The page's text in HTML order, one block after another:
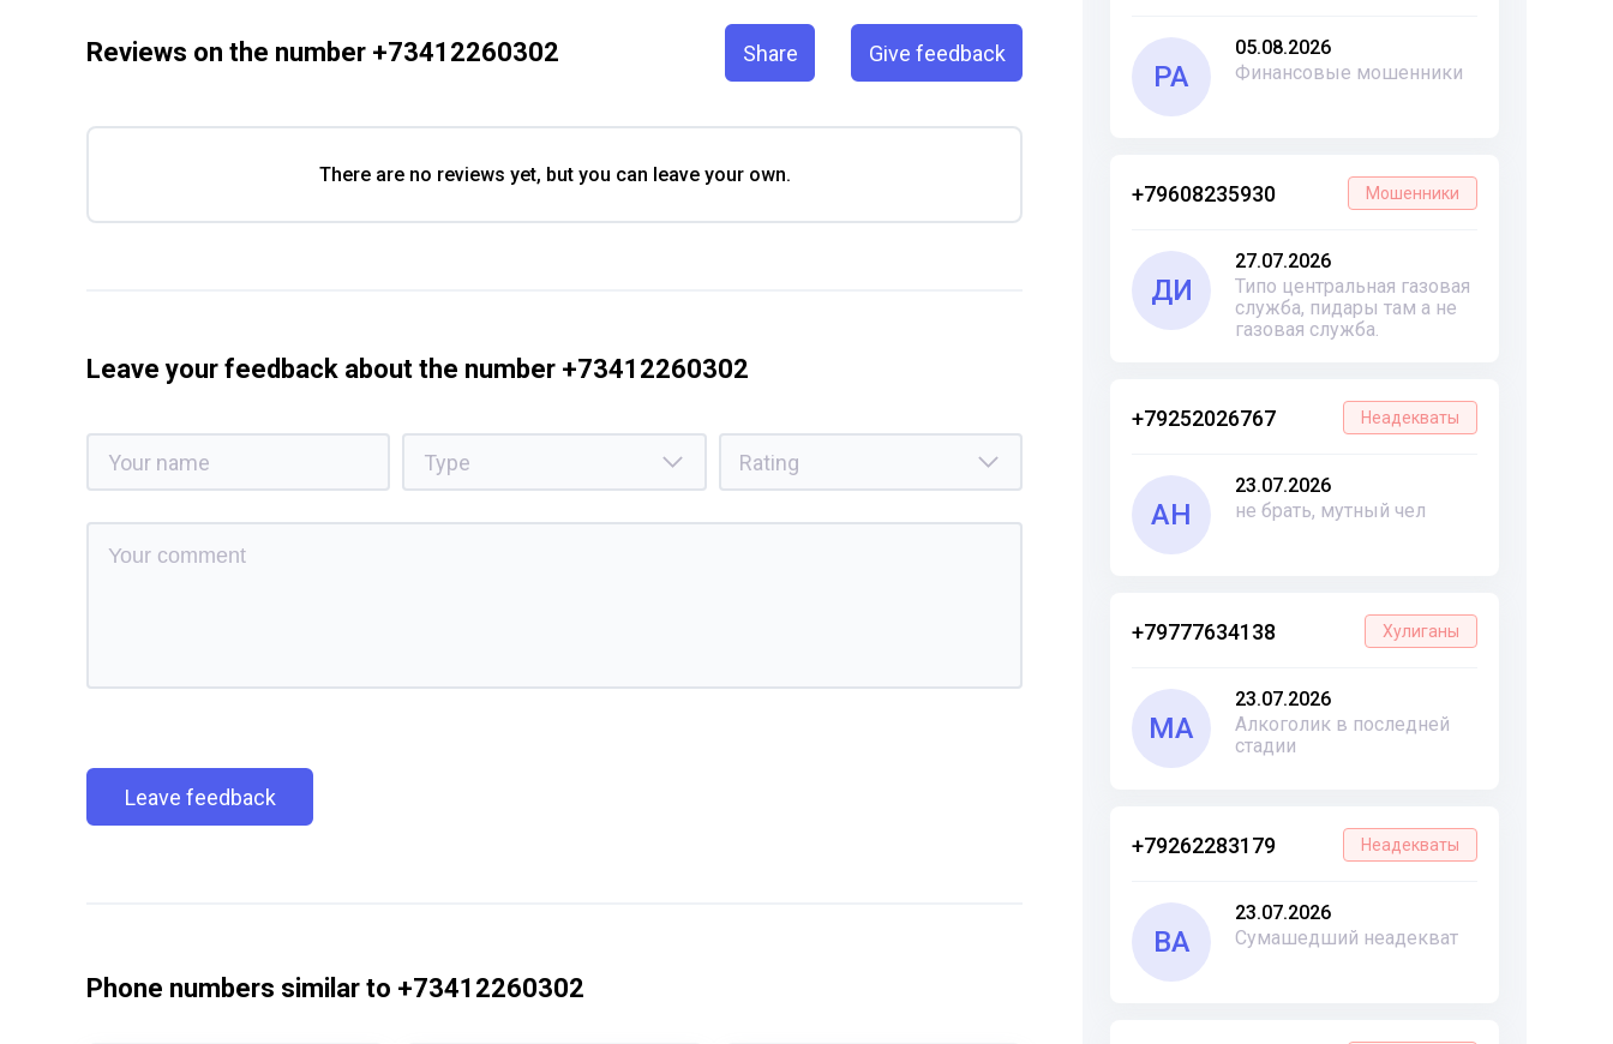
РА
05.08.2026
Финансовые мошенники
+79608235930 Мошенники
ДИ
27.07.2026
Типо центральная газовая
служба, пидары там а не
газовая служба.
+79252026767 Неадекваты
АН
23.07.2026
не брать, мутный чел
+79777634138 Хулиганы
МА
23.07.2026
Алкоголик в последней
стадии
+79262283179 Неадекваты
ВА
23.07.2026
Сумашедший неадекват
Reviews on the number +73412260302 Share Give feedback
There are no reviews yet, but you can leave your own.
Leave your feedback about the number +73412260302
Leave feedback
Phone numbers similar to +73412260302